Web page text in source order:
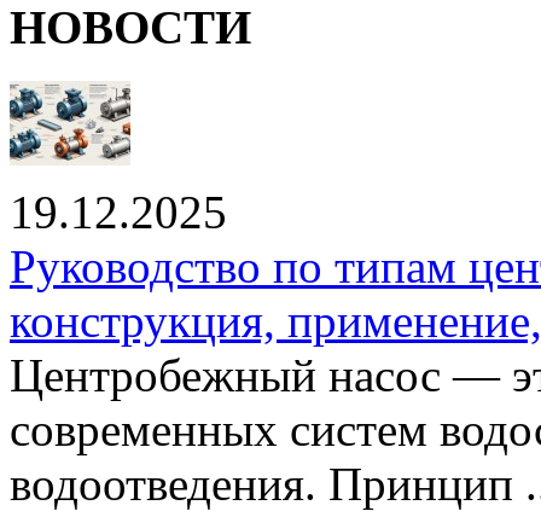
НОВОСТИ
19.12.2025
Руководство по типам
конструкция,
Центробежный насос —
современных систем
водоотведения. Принцип